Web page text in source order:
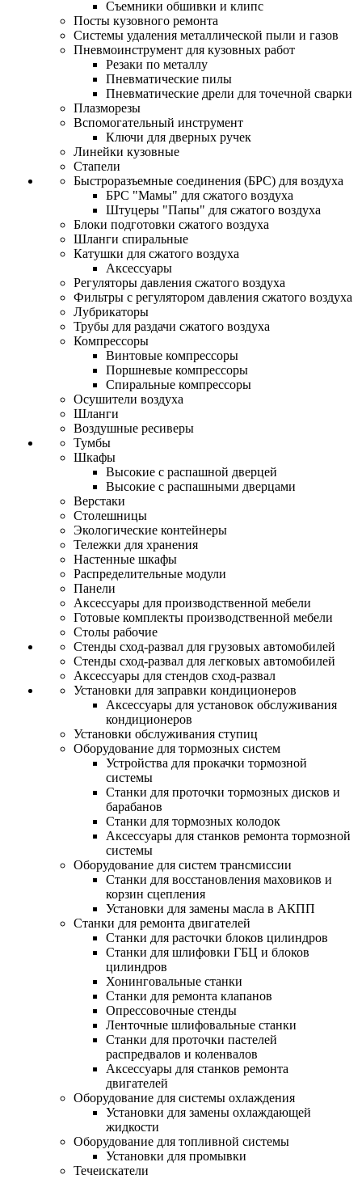
Съемники обшивки и клипс
Посты кузовного ремонта
Системы удаления металлической пыли и газов
Пневмоинструмент для кузовных работ
Резаки по металлу
Пневматические пилы
Пневматические дрели для точечной сварки
Плазморезы
Вспомогательный инструмент
Ключи для дверных ручек
Линейки кузовные
Стапели
Быстроразъемные соединения (БРС) для воздуха
БРС "Мамы" для сжатого воздуха
Штуцеры "Папы" для сжатого воздуха
Блоки подготовки сжатого воздуха
Шланги спиральные
Катушки для сжатого воздуха
Аксессуары
Регуляторы давления сжатого воздуха
Фильтры с регулятором давления сжатого воздуха
Лубрикаторы
Трубы для раздачи сжатого воздуха
Компрессоры
Винтовые компрессоры
Поршневые компрессоры
Спиральные компрессоры
Осушители воздуха
Шланги
Воздушные ресиверы
Тумбы
Шкафы
Высокие с распашной дверцей
Высокие с распашными дверцами
Верстаки
Столешницы
Экологические контейнеры
Тележки для хранения
Настенные шкафы
Распределительные модули
Панели
Аксессуары для производственной мебели
Готовые комплекты производственной мебели
Столы рабочие
Стенды сход-развал для грузовых автомобилей
Стенды сход-развал для легковых автомобилей
Аксессуары для стендов сход-развал
Установки для заправки кондиционеров
Аксессуары для установок обслуживания
кондиционеров
Установки обслуживания ступиц
Оборудование для тормозных систем
Устройства для прокачки тормозной
системы
Станки для проточки тормозных дисков и
барабанов
Станки для тормозных колодок
Аксессуары для станков ремонта тормозной
системы
Оборудование для систем трансмиссии
Станки для восстановления маховиков и
корзин сцепления
Установки для замены масла в АКПП
Станки для ремонта двигателей
Станки для расточки блоков цилиндров
Станки для шлифовки ГБЦ и блоков
цилиндров
Хонинговальные станки
Станки для ремонта клапанов
Опрессовочные стенды
Ленточные шлифовальные станки
Станки для проточки пастелей
распредвалов и коленвалов
Аксессуары для станков ремонта
двигателей
Оборудование для системы охлаждения
Установки для замены охлаждающей
жидкости
Оборудование для топливной системы
Установки для промывки
Течеискатели